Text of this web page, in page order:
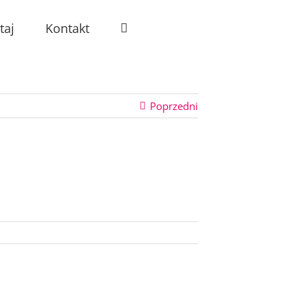
Kontakt
Poprzedni